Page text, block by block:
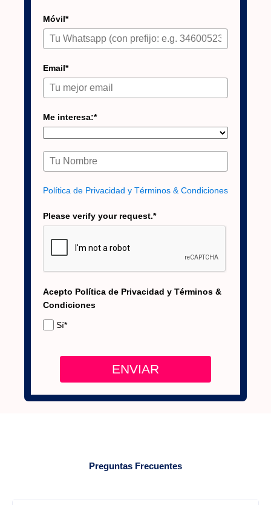
Móvil*
Email*
Me interesa:*
Política de Privacidad y Términos & Condiciones
Please verify your request.*
Acepto Política de Privacidad y Términos &
Condiciones
Sí*
ENVIAR
Preguntas Frecuentes